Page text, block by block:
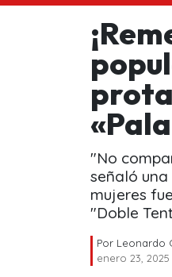
"No
señaló
mujeres
"Doble
Por Leonardo
enero 23, 2025